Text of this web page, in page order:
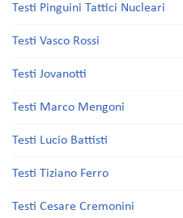
Testi Pinguini Tattici Nucleari
Testi Vasco Rossi
Testi Jovanotti
Testi Marco Mengoni
Testi Lucio Battisti
Testi Tiziano Ferro
Testi Cesare Cremonini